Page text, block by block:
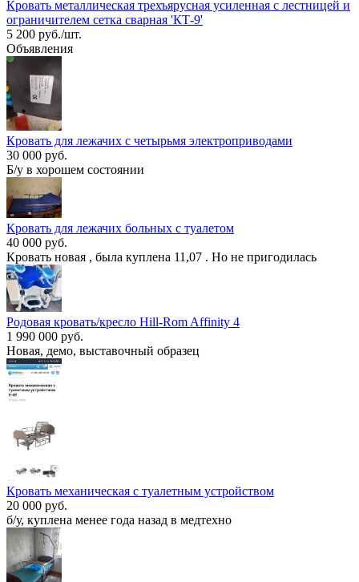
Кровать металлическая трехъярусная усиленная с лестницей и
ограничителем сетка сварная 'КТ-9'
5 200 руб./шт.
Объявления
Кровать для лежачих с четырьмя электроприводами
30 000 руб.
Б/у в хорошем состоянии
Кровать для лежачих больных с туалетом
40 000 руб.
Кровать новая , была куплена 11,07 . Но не пригодилась
Родовая кровать/кресло Hill-Rom Affinity 4
1 990 000 руб.
Новая, демо, выставочный образец
Кровать механическая с туалетным устройством
20 000 руб.
б/у, куплена менее года назад в медтехно